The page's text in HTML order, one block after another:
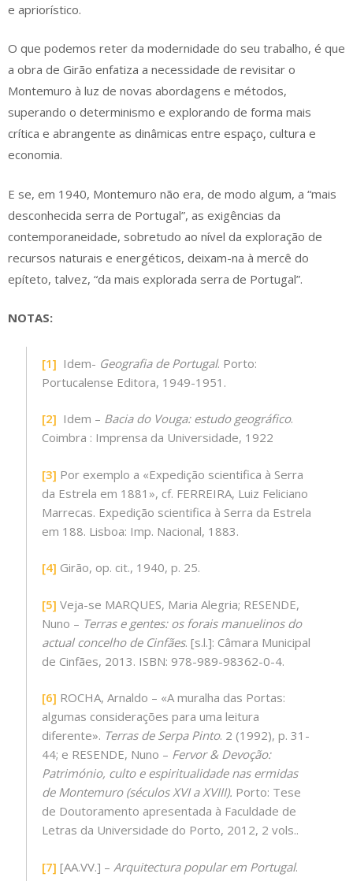
e apriorístico.
O que podemos reter da modernidade do seu trabalho, é que
a obra de Girão enfatiza a necessidade de revisitar o
Montemuro à luz de novas abordagens e métodos,
superando o determinismo e explorando de forma mais
crítica e abrangente as dinâmicas entre espaço, cultura e
economia.
E se, em 1940, Montemuro não era, de modo algum, a “mais
desconhecida serra de Portugal”, as exigências da
contemporaneidade, sobretudo ao nível da exploração de
recursos naturais e energéticos, deixam-na à mercê do
epíteto, talvez, “da mais explorada serra de Portugal”.
NOTAS:
[1] Idem- Geografia de Portugal. Porto:
Portucalense Editora, 1949-1951.
[2] Idem – Bacia do Vouga: estudo geográfico.
Coimbra : Imprensa da Universidade, 1922
[3] Por exemplo a «Expedição scientifica à Serra
da Estrela em 1881», cf. FERREIRA, Luiz Feliciano
Marrecas. Expedição scientifica à Serra da Estrela
em 188. Lisboa: Imp. Nacional, 1883.
[4] Girão, op. cit., 1940, p. 25.
[5] Veja-se MARQUES, Maria Alegria; RESENDE,
Nuno – Terras e gentes: os forais manuelinos do
actual concelho de Cinfães. [s.l.]: Câmara Municipal
de Cinfães, 2013. ISBN: 978-989-98362-0-4.
[6] ROCHA, Arnaldo – «A muralha das Portas:
algumas considerações para uma leitura
diferente». Terras de Serpa Pinto. 2 (1992), p. 31-
44; e RESENDE, Nuno – Fervor & Devoção:
Património, culto e espiritualidade nas ermidas
de Montemuro (séculos XVI a XVIII). Porto: Tese
de Doutoramento apresentada à Faculdade de
Letras da Universidade do Porto, 2012, 2 vols..
[7] [AA.VV.] – Arquitectura popular em Portugal.